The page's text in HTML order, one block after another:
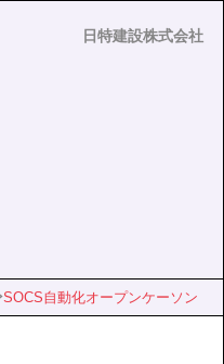
日特建設株式会社
日特建設株式会社
SOCS自動化オープンケーソン